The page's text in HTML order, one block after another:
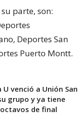
parte, son:
Deportes San
Puerto Montt.
U venció a Unión San
grupo y ya tiene
de final